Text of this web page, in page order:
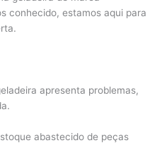
conhecido, estamos aqui para
apresenta problemas,
abastecido de peças